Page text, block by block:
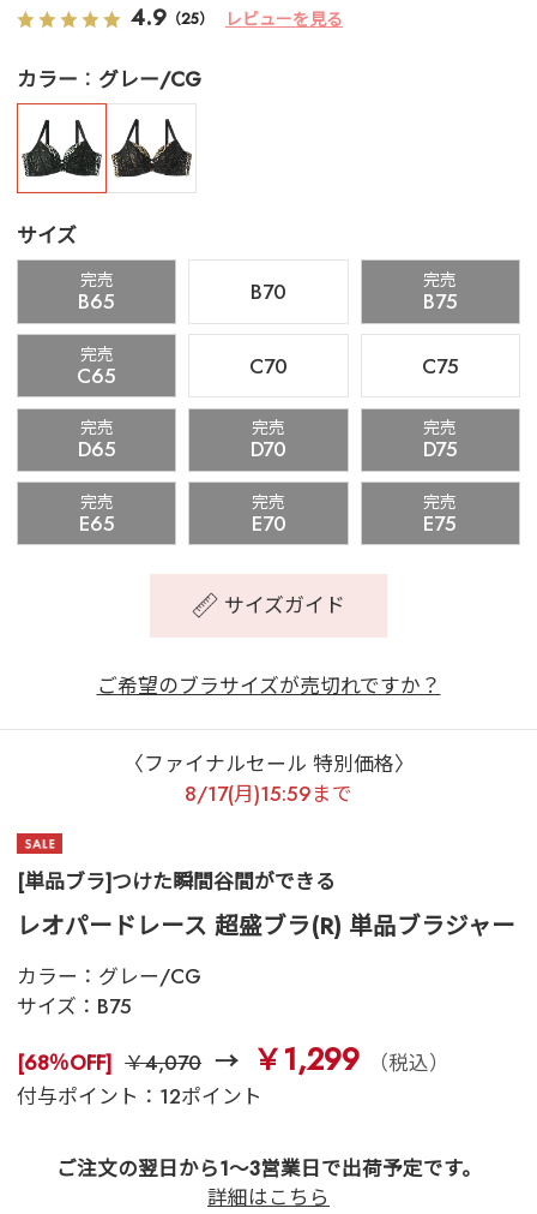
4.9 （25） レビューを見る
カラー グレー/CG
サイズ
完売
B65 B70 完売
B75
完売
C65 C70 C75
完売
D65
完売
D70
完売
D75
完売
E65
完売
E70
完売
E75
サイズガイド
ご希望のブラサイズが売切れですか？
〈ファイナルセール 特別価格〉
8/17(月)15:59まで
[単品ブラ]つけた瞬間谷間ができる
レオパードレース 超盛ブラ(R) 単品ブラジャー
カラー： グレー/CG
サイズ： B75
[68％OFF] ￥4,070 ￥1,299
（税込）
付与ポイント：12ポイント
ご注文の翌日から1～3営業日で出荷予定です。
詳細はこちら